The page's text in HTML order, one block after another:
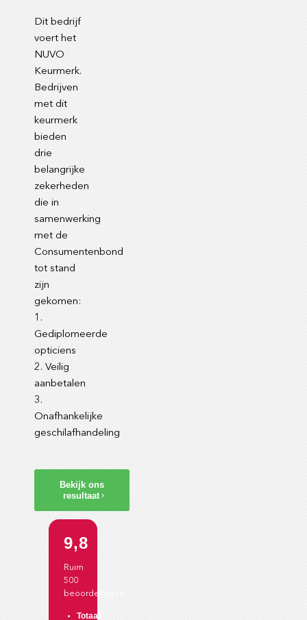
Dit bedrijf
voert het
NUVO
Keurmerk.
Bedrijven
met dit
keurmerk
bieden
drie
belangrijke
zekerheden
die in
samenwerking
met de
Consumentenbond
tot stand
zijn
gekomen:
1.
Gediplomeerde
opticiens
2. Veilig
aanbetalen
3.
Onafhankelijke
geschilafhandeling
Bekijk ons
resultaat
9,8
Ruim
500
beoordelingen
Totaal